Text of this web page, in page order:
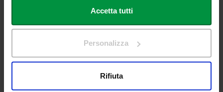
modificare o revocare il proprio consenso in qualsiasi
momento dalla Dichiarazione sui cookie o facendo clic
Con il tuo consenso, vorremmo anche:
raccogliere informazioni sulla tua posizione
Accetta tutti
Personalizza
Rifiuta
2° BANDO SCADUTO (Pubblicato il 22